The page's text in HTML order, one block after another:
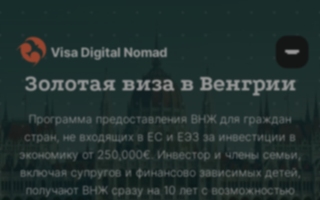
Visa Digital Nomad
Золотая виза в Венгрии
Программа предоставления ВНЖ для граждан
стран, не входящих в ЕС и ЕЭЗ за инвестиции в
экономику от 250,000€. Инвестор и члены семьи,
включая супругов и финансово зависимых детей,
получают ВНЖ сразу на 10 лет с возможностью